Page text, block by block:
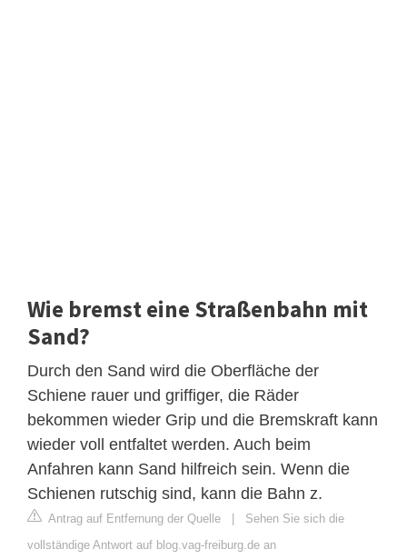
Wie bremst eine Straßenbahn mit
Sand?
Durch den Sand wird die Oberfläche der
Schiene rauer und griffiger, die Räder
bekommen wieder Grip und die Bremskraft kann
wieder voll entfaltet werden. Auch beim
Anfahren kann Sand hilfreich sein. Wenn die
Schienen rutschig sind, kann die Bahn z.
Antrag auf Entfernung der Quelle | Sehen Sie sich die
vollständige Antwort auf blog.vag-freiburg.de an